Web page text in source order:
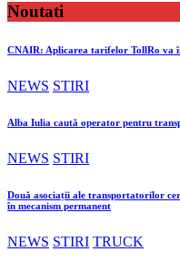
Noutati
CNAIR: Aplicarea tarifelor TollRo va
NEWS STIRI
Alba Iulia caută operator pentru
NEWS STIRI
Două asociații ale transportatorilor
în mecanism permanent
NEWS STIRI TRUCK